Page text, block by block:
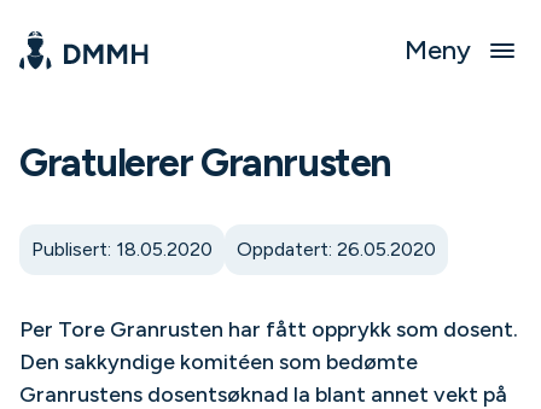
Meny
Gratulerer Granrusten
Publisert: 18.05.2020 Oppdatert: 26.05.2020
Per Tore Granrusten har fått opprykk som dosent.
Den sakkyndige komitéen som bedømte
Granrustens dosentsøknad la blant annet vekt på